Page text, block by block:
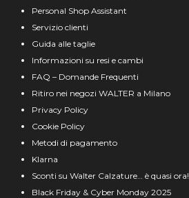
Personal Shop Assistant
Servizio clienti
Guida alle taglie
Informazioni su resi e cambi
FAQ – Domande Frequenti
Ritiro nei negozi WALTER a Milano
Privacy Policy
Cookie Policy
Metodi di pagamento
Klarna
Sconti su Walter Calzature… è quasi ora!
Black Friday & Cyber Monday 2025